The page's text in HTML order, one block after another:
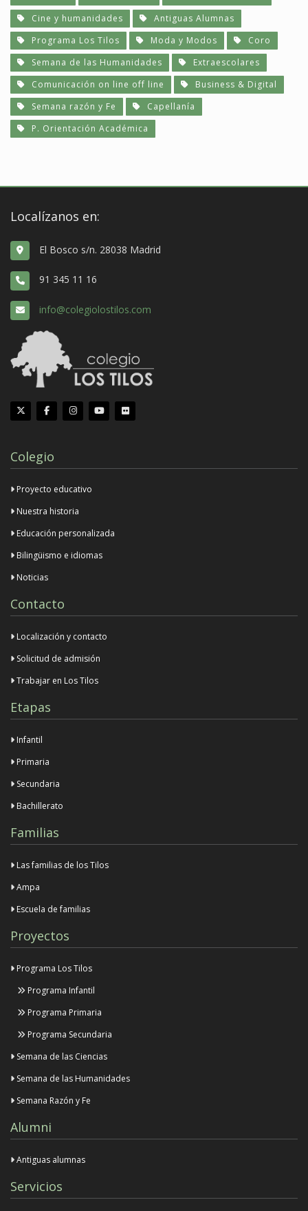
Cine y humanidades
Antiguas Alumnas
Programa Los Tilos
Moda y Modos
Coro
Semana de las Humanidades
Extraescolares
Comunicación on line off line
Business & Digital
Semana razón y Fe
Capellanía
P. Orientación Académica
Localízanos en:
El Bosco s/n. 28038 Madrid
91 345 11 16
info@colegiolostilos.com
Colegio
Proyecto educativo
Nuestra historia
Educación personalizada
Bilingüismo e idiomas
Noticias
Contacto
Localización y contacto
Solicitud de admisión
Trabajar en Los Tilos
Etapas
Infantil
Primaria
Secundaria
Bachillerato
Familias
Las familias de los Tilos
Ampa
Escuela de familias
Proyectos
Programa Los Tilos
Programa Infantil
Programa Primaria
Programa Secundaria
Semana de las Ciencias
Semana de las Humanidades
Semana Razón y Fe
Alumni
Antiguas alumnas
Servicios